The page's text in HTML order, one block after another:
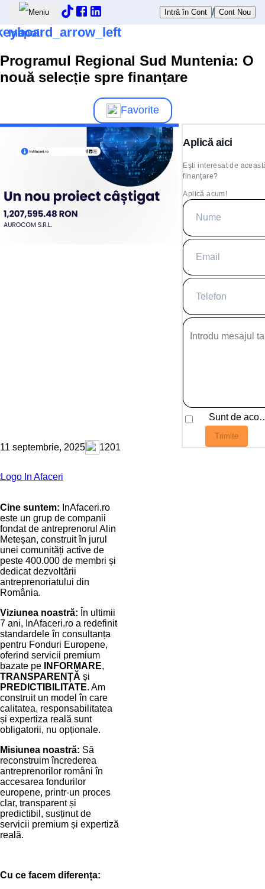
Intră în Cont / Cont Nou
Inapoi
Programul Regional Sud Muntenia: O
nouă selecție spre finanțare
Favorite
11 septembrie, 2025 1201
Aplică aici
Eşti interesat de
finanţare?
Aplică acum!
Sunt
Trimite
Cine suntem: InAfaceri.ro
este un grup de companii
fondat de antreprenorul Alin
Meteșan, construit în jurul
unei comunități active de
peste 400.000 de membri și
dedicat dezvoltării
antreprenoriatului din
România.
Viziunea noastră: În ultimii
7 ani, InAfaceri.ro a redefinit
standardele în consultanța
pentru Fonduri Europene,
oferind servicii premium
bazate pe
INFORMARE,
TRANSPARENȚĂ și
PREDICTIBILITATE. Am
construit un model în care
calitatea, responsabilitatea
și expertiza reală sunt
obligatorii, nu opționale.
Misiunea noastră: Să
reconstruim încrederea
antreprenorilor români în
accesarea fondurilor
europene, printr-un proces
clar, transparent și
predictibil, susținut de
servicii premium și expertiză
reală.
Cu ce facem diferența: